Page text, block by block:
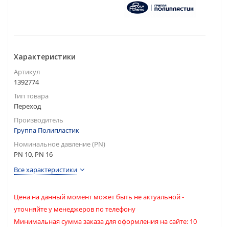
Характеристики
Артикул
1392774
Тип товара
Переход
Производитель
Группа Полипластик
Номинальное давление (PN)
PN 10, PN 16
Все характеристики
Цена на данный момент может быть не актуальной -
уточняйте у менеджеров по телефону
Минимальная сумма заказа для оформления на сайте: 10